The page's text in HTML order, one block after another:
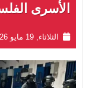
الأسرى
الثلاثاء, 19 مايو 2026